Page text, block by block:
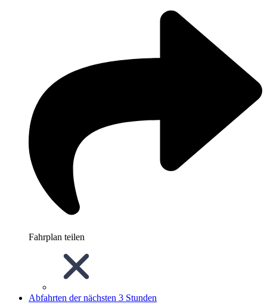
Fahrplan teilen
Abfahrten der nächsten 3 Stunden